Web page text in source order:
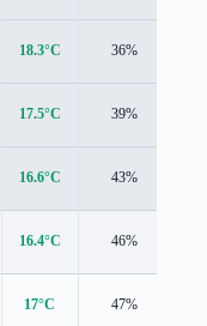
18.3°C 36%
17.5°C 39%
16.6°C 43%
16.4°C 46%
17°C 47%